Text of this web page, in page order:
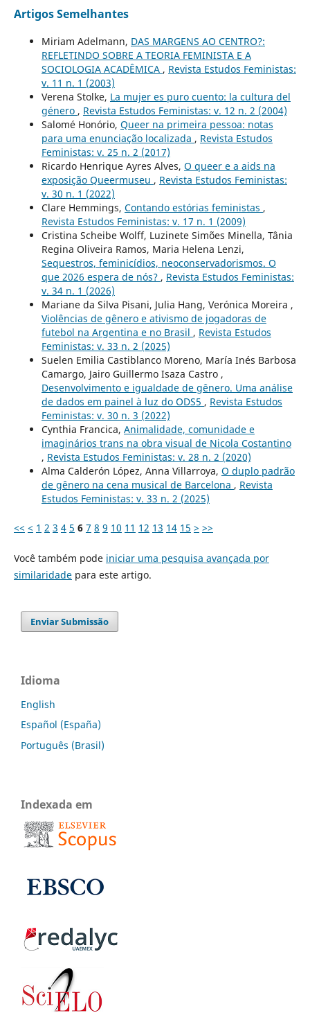
Artigos Semelhantes
Miriam Adelmann, DAS MARGENS AO CENTRO?:
REFLETINDO SOBRE A TEORIA FEMINISTA E A
SOCIOLOGIA ACADÊMICA , Revista Estudos Feministas:
v. 11 n. 1 (2003)
Verena Stolke, La mujer es puro cuento: la cultura del
género , Revista Estudos Feministas: v. 12 n. 2 (2004)
Salomé Honório, Queer na primeira pessoa: notas
para uma enunciação localizada , Revista Estudos
Feministas: v. 25 n. 2 (2017)
Ricardo Henrique Ayres Alves, O queer e a aids na
exposição Queermuseu , Revista Estudos Feministas:
v. 30 n. 1 (2022)
Clare Hemmings, Contando estórias feministas ,
Revista Estudos Feministas: v. 17 n. 1 (2009)
Cristina Scheibe Wolff, Luzinete Simões Minella, Tânia
Regina Oliveira Ramos, Maria Helena Lenzi,
Sequestros, feminicídios, neoconservadorismos. O
que 2026 espera de nós? , Revista Estudos Feministas:
v. 34 n. 1 (2026)
Mariane da Silva Pisani, Julia Hang, Verónica Moreira ,
Violências de gênero e ativismo de jogadoras de
futebol na Argentina e no Brasil , Revista Estudos
Feministas: v. 33 n. 2 (2025)
Suelen Emilia Castiblanco Moreno, María Inés Barbosa
Camargo, Jairo Guillermo Isaza Castro ,
Desenvolvimento e igualdade de gênero. Uma análise
de dados em painel à luz do ODS5 , Revista Estudos
Feministas: v. 30 n. 3 (2022)
Cynthia Francica, Animalidade, comunidade e
imaginários trans na obra visual de Nicola Costantino
, Revista Estudos Feministas: v. 28 n. 2 (2020)
Alma Calderón López, Anna Villarroya, O duplo padrão
de gênero na cena musical de Barcelona , Revista
Estudos Feministas: v. 33 n. 2 (2025)
<< < 1 2 3 4 5 6 7 8 9 10 11 12 13 14 15 > >>
Você também pode iniciar uma pesquisa avançada por
similaridadepara este artigo.
Enviar Submissão
Idioma
English
Español (España)
Português (Brasil)
Indexada em